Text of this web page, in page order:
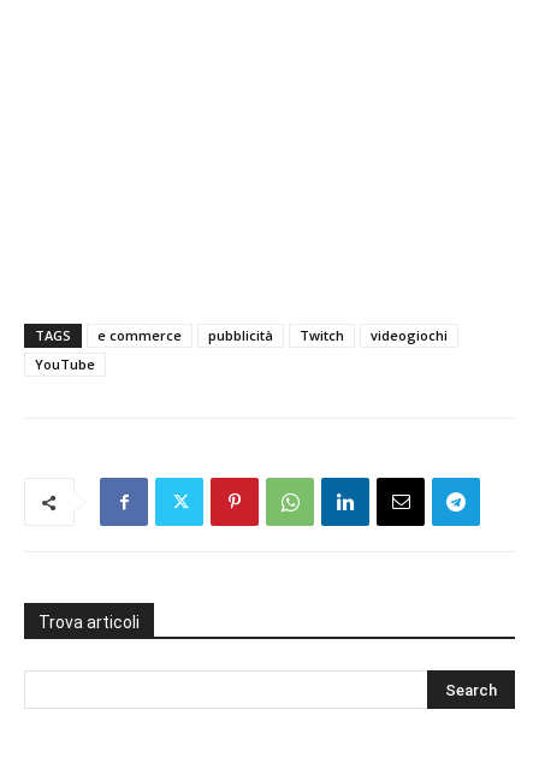
TAGS e commerce pubblicità Twitch
videogiochi
YouTube
Trova articoli